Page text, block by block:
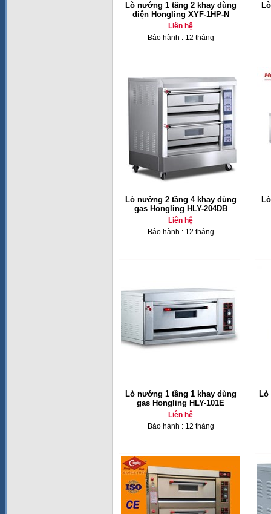
Lò nướng 1 tầng 2 khay dùng
điện Hongling XYF-1HP-N
Liên hệ
Bảo hành : 12 tháng
Lò nướng 2 tầng 4 khay dùng
gas Hongling HLY-204DB
Liên hệ
Bảo hành : 12 tháng
Lò nướng 1 tầng 1 khay dùng
gas Hongling HLY-101E
Liên hệ
Bảo hành : 12 tháng